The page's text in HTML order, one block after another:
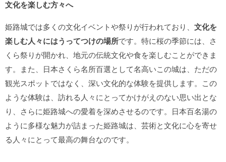
文化を楽しむ方々へ
姫路城では多くの文化イベントや祭りが行われており、 文化を
楽しむ人々にはうってつけの場所です。特に桜の季節には、さ
くら祭りが開かれ、地元の伝統文化や食を楽しむことができま
す。また、日本さくら名所百選として名高いこの城は、ただの
観光スポットではなく、深い文化的な体験を提供します。この
ような体験は、訪れる人々にとってかけがえのない思い出とな
り、さらに姫路城への愛着を深めさせるのです。日本百名湯の
ように多様な魅力が詰まった姫路城は、芸術と文化に心を寄せ
る人々にとって最高の舞台なのです。